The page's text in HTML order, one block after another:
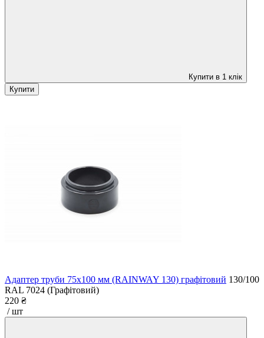
Купити в 1 клік
Купити
Адаптер труби 75x100 мм (RAINWAY 130) графітовий 130/100
RAL 7024 (Графітовий)
220 ₴
/ шт